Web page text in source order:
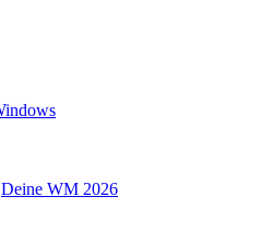
Deine WM 2026